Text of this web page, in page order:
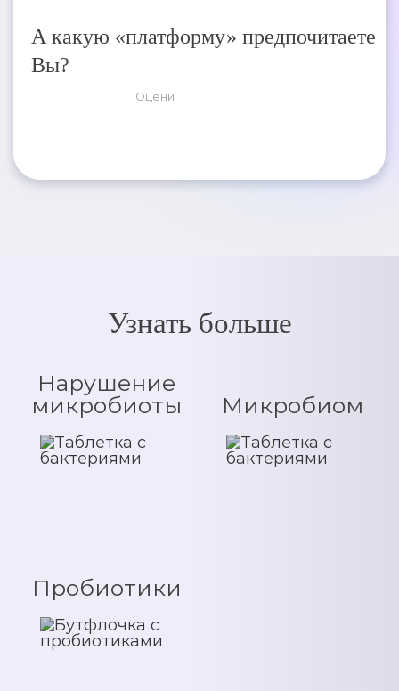
А какую «платформу» предпочитаете
Вы?
Оцени
Узнать больше
Нарушение
микробиоты
Микробиом
Пробиотики